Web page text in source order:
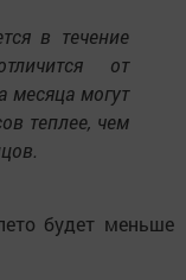
в течение
от
месяца могут
теплее, чем
будет меньше